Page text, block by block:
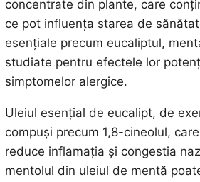
concentrate din plante, care
ce pot influența starea de
esențiale precum eucaliptul,
studiate pentru efectele lor
simptomelor alergice.
Uleiul esențial de eucalipt, de
compuși precum 1,8-cineolul,
reduce inflamația și congestia
mentolul din uleiul de mentă